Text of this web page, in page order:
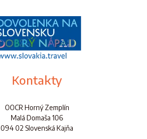
Kontakty
OOCR Horný Zemplín
Malá Domaša 106
094 02 Slovenská Kajňa